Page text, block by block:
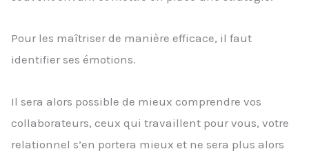
Pour les maîtriser de manière efficace, il faut
identifier ses émotions.
Il sera alors possible de mieux comprendre vos
collaborateurs, ceux qui travaillent pour vous, votre
relationnel s’en portera mieux et ne sera plus alors